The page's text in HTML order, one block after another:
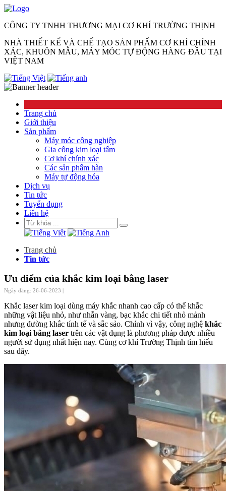
CÔNG TY TNHH THƯƠNG MẠI CƠ KHÍ TRƯỜNG THỊNH
NHÀ THIẾT KẾ VÀ CHẾ TẠO SẢN PHẨM CƠ KHÍ CHÍNH
XÁC, KHUÔN MẪU, MÁY MÓC TỰ ĐỘNG HÀNG ĐẦU TẠI
VIỆT NAM
Trang chủ
Giới thiệu
Sản phẩm
Máy móc công nghiệp
Gia công kim loại tấm
Cơ khí chính xác
Các sản phẩm hàn
Máy tự động hóa
Dịch vụ
Tin tức
Tuyển dụng
Liên hệ
Trang chủ
Tin tức
Ưu điểm của khắc kim loại bằng laser
Ngày đăng: 26-06-2023 |
Khắc laser kim loại dùng máy khắc nhanh cao cấp có thể khắc
những vật liệu nhỏ, như nhẫn vàng, bạc khắc chi tiết nhỏ mảnh
nhưng đường khắc tính tế và sắc sảo. Chính vì vậy, công nghệ khắc
kim loại bằng laser trên các vật dụng là phương pháp được nhiều
người sử dụng nhất hiện nay. Cùng cơ khí Trường Thịnh tìm hiểu
sau đây.